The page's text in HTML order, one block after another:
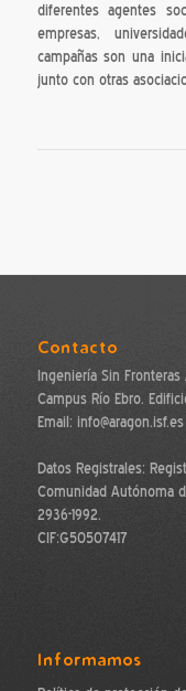
diferentes agentes
empresas,
campañas son una
junto con otras
Contacto
Ingeniería Sin Fronteras
Campus Río Ebro.
Email: info@aragon.isf.es
Datos Registrales:
Comunidad Autónoma
2936-1992.
CIF:G50507417
Informamos